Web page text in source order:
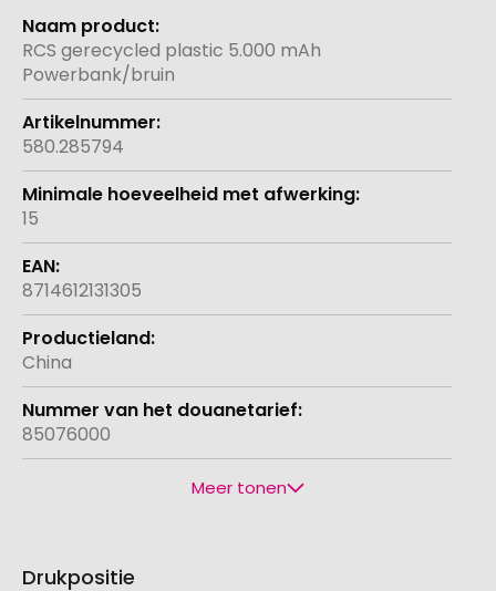
Meer
informatie
RCS gerecycled plastic 5.000 mAh
Powerbank/bruin
580.285794
15
8714612131305
China
85076000
Meer tonen
Drukpositie